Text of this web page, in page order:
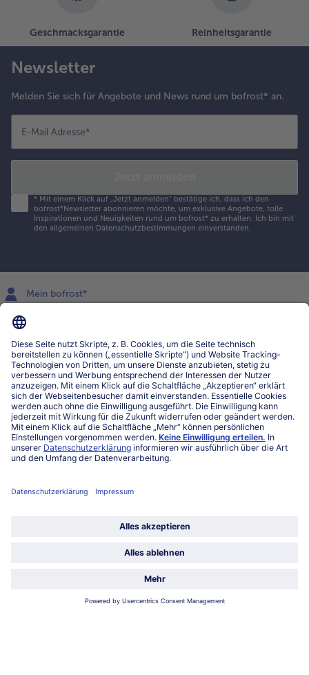
Geschmacksgarantie Reinheitsgarantie
Newsletter
Melden Sie sich für Angebote und News rund um bofrost* an.
E-Mail Adresse*
* Mit einem Klick auf „Jetzt anmelden" bestätige ich, dass ich den
bofrost*Newsletter abonnieren möchte, um exklusive Angebote, tolle
Inspirationen und Neuigkeiten rund um bofrost* zu erhalten. Ich bin mit
den allgemeinen Datenschutzbestimmungen einverstanden.
Mein bofrost*
www.bofrost.lu
027863232
Mo-Fr. von 7 bis 20 Uhr
Service
Über bofrost*